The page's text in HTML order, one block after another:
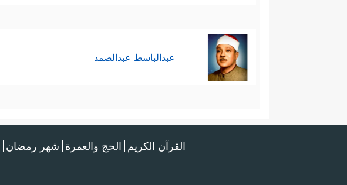
عبدالباسط عبدالصمد
القرآن الكريم الحج والعمرة شهر رمضان